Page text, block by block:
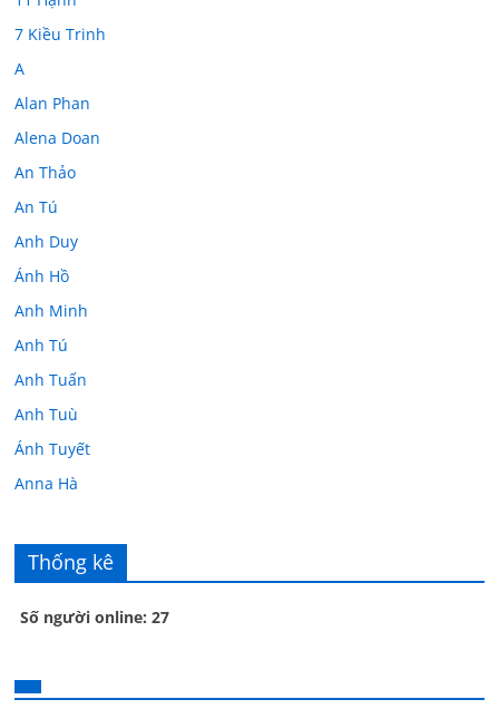
7 Kiều Trinh
A
Alan Phan
Alena Doan
An Thảo
An Tú
Anh Duy
Ánh Hồ
Anh Minh
Anh Tú
Anh Tuấn
Anh Tuù
Ánh Tuyết
Anna Hà
Âu Tú Vân
Bác sĩ Hoa
Bác sĩ Stephen Mak
Bác Đạt
Thống kê
Số người online: 27